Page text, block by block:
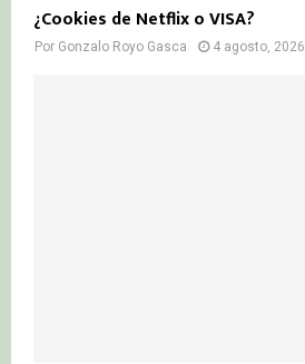
¿Cookies de Netflix o VISA?
Por Gonzalo Royo Gasca 4 agosto, 2026